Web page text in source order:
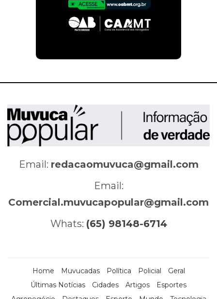
Email: redacaomuvuca@gmail.com
Email:
Comercial.muvucapopular@gmail.com
Whats: (65) 98148-6714
Home Muvucadas Política Policial
Geral
Últimas Notícias
Cidades Artigos
Esportes